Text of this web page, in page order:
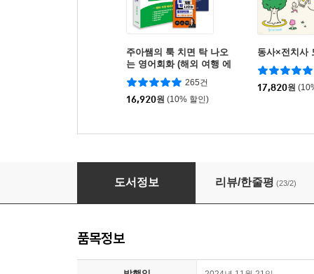
주아쌤의 툭 치면 탁 나오
는 영어회화 (해외 여행 에
디션)
265건
16,920원 (10% 할인)
동사×전치사
17,820원
몸으로 몰입하라
도서정보 리뷰/한줄평 (23/2)
품목정보